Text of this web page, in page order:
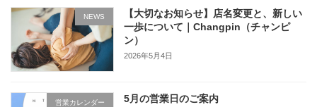
NEWS
【大切なお知らせ】店名変更と、新しい
一歩について｜Changpin（チャンピ
ン）
2026年5月4日
営業カレンダー 5月の営業日のご案内